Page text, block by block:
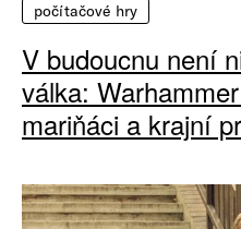
počítačové hry
V budoucnu není
válka:
mariňáci a krajní